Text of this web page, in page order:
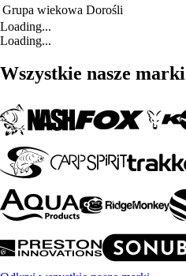
Grupa wiekowa Dorośli
Loading...
Loading...
Wszystkie nasze marki